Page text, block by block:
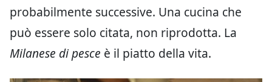
probabilmente successive. Una cucina che
può essere solo citata, non riprodotta. La
Milanese di pesce è il piatto della vita.